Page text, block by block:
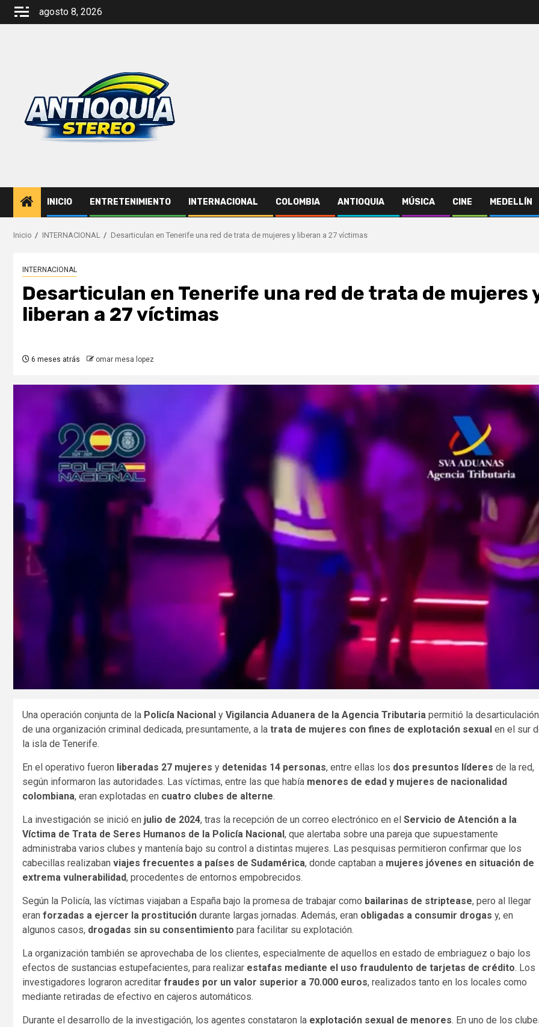
Saltar
agosto 8, 2026
INICIO ENTRETENIMIENTO INTERNACIONAL COLOMBIA ANTIOQUIA MÚSICA CINE MEDELLÍN
Inicio INTERNACIONAL Desarticulan en Tenerife una red de trata de mujeres y liberan a 27 víctimas
INTERNACIONAL
Desarticulan en Tenerife una red de trata de mujeres
liberan a 27 víctimas
6 meses atrás omar mesa lopez
Una operación conjunta de la Policía Nacional y Vigilancia Aduanera de la Agencia Tributaria permitió la desarticulación
de una organización criminal dedicada, presuntamente, a la trata de mujeres con fines de explotación sexual en el sur
la isla de Tenerife.
En el operativo fueron liberadas 27 mujeres y detenidas 14 personas, entre ellas los dos presuntos líderes de la red,
según informaron las autoridades. Las víctimas, entre las que había menores de edad y mujeres de nacionalidad
colombiana, eran explotadas en cuatro clubes de alterne.
La investigación se inició en julio de 2024, tras la recepción de un correo electrónico en el Servicio de Atención a la
Víctima de Trata de Seres Humanos de la Policía Nacional , que alertaba sobre una pareja que supuestamente
administraba varios clubes y mantenía bajo su control a distintas mujeres. Las pesquisas permitieron confirmar que los
cabecillas realizaban viajes frecuentes a países de Sudamérica, donde captaban a mujeres jóvenes en situación de
extrema vulnerabilidad, procedentes de entornos empobrecidos.
Según la Policía, las víctimas viajaban a España bajo la promesa de trabajar como bailarinas de striptease, pero al llegar
eran forzadas a ejercer la prostitución durante largas jornadas. Además, eran obligadas a consumir drogas y, en
algunos casos, drogadas sin su consentimiento para facilitar su explotación.
La organización también se aprovechaba de los clientes, especialmente de aquellos en estado de embriaguez o bajo los
efectos de sustancias estupefacientes, para realizar estafas mediante el uso fraudulento de tarjetas de crédito. Los
investigadores lograron acreditar fraudes por un valor superior a 70.000 euros, realizados tanto en los locales como
mediante retiradas de efectivo en cajeros automáticos.
Durante el desarrollo de la investigación, los agentes constataron la explotación sexual de menores. En uno de los